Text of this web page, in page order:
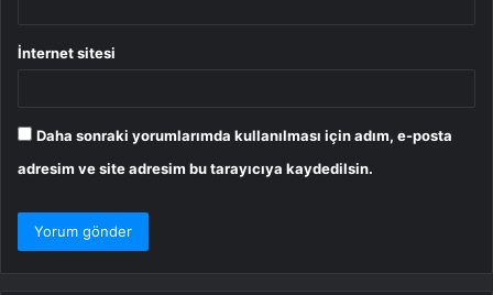
İnternet sitesi
Daha sonraki yorumlarımda kullanılması için adım, e-posta
adresim ve site adresim bu tarayıcıya kaydedilsin.